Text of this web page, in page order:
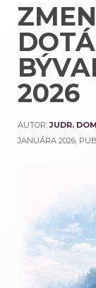
2026
AUTOR:JUDR.
JANUÁRA 2026,